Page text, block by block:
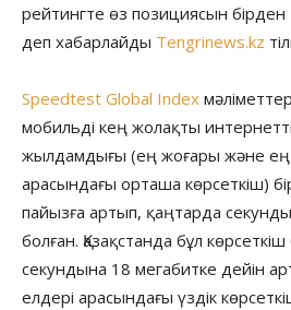
рейтингте өз позициясын бірден
деп хабарлайды Tengrinews.kz
Speedtest Global Index
мобильді кең жолақты
жылдамдығы (ең жоғары және
арасындағы орташа көрсеткіш)
пайызға артып, қаңтарда
болған. Қазақстанда бұл
секундына 18 мегабитке дейін
елдері арасындағы үздік